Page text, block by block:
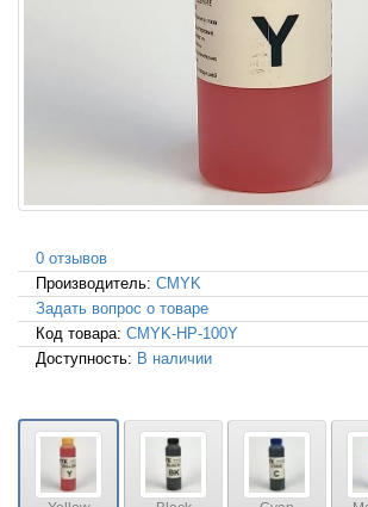
0 отзывов
Производитель: CMYK
Задать вопрос о товаре
Код товара: CMYK-HP-100Y
Доступность: В наличии